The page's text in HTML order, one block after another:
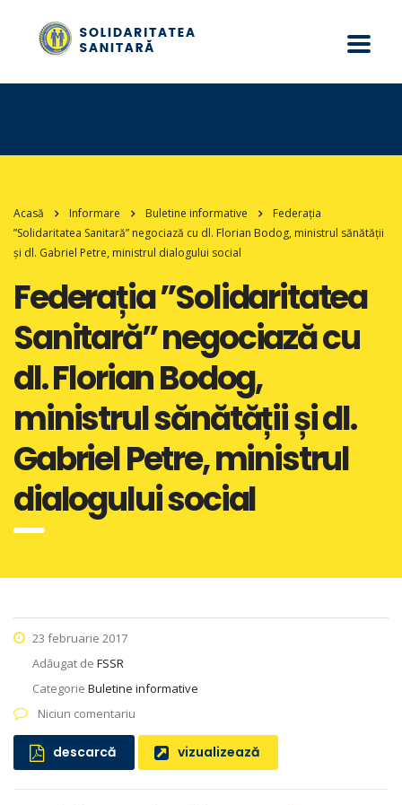
Acasă Informare Buletine informative
Federația
”Solidaritatea Sanitară” negociază cu dl. Florian Bodog, ministrul sănătății
și dl. Gabriel Petre, ministrul dialogului social
Federația ”Solidaritatea
Sanitară” negociază cu
dl. Florian Bodog,
ministrul sănătății și dl.
Gabriel Petre, ministrul
dialogului social
23 februarie 2017
Adăugat de FSSR
Categorie Buletine informative
Niciun comentariu
descarcă vizualizează